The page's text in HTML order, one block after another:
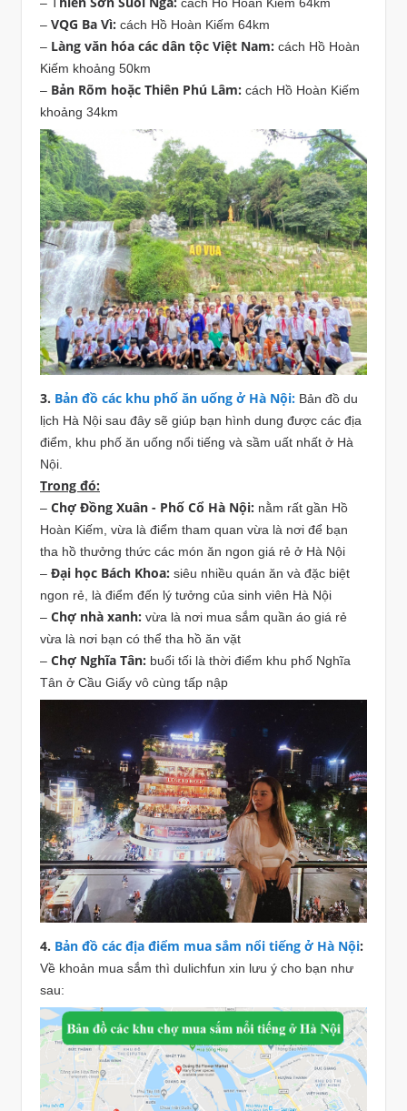
– VQG Ba Vì: cách Hồ Hoàn Kiếm 64km
– Làng văn hóa các dân tộc Việt Nam: cách Hồ Hoàn
Kiếm khoảng 50km
– Bản Rõm hoặc Thiên Phú Lâm: cách Hồ Hoàn Kiếm
khoảng 34km
3. Bản đồ các khu phố ăn uống ở Hà Nội: Bản đồ du
lịch Hà Nội sau đây sẽ giúp bạn hình dung được các địa
điểm, khu phố ăn uống nổi tiếng và sầm uất nhất ở Hà
Nội.
Trong đó:
– Chợ Đồng Xuân - Phố Cổ Hà Nội: nằm rất gần Hồ
Hoàn Kiếm, vừa là điểm tham quan vừa là nơi để bạn
tha hồ thưởng thức các món ăn ngon giá rẻ ở Hà Nội
– Đại học Bách Khoa: siêu nhiều quán ăn và đặc biệt
ngon rẻ, là điểm đến lý tưởng của sinh viên Hà Nội
– Chợ nhà xanh: vừa là nơi mua sắm quần áo giá rẻ
vừa là nơi bạn có thể tha hồ ăn vặt
– Chợ Nghĩa Tân: buổi tối là thời điểm khu phố Nghĩa
Tân ở Cầu Giấy vô cùng tấp nập
4. Bản đồ các địa điểm mua sắm nổi tiếng ở Hà Nội:
Về khoản mua sắm thì dulichfun xin lưu ý cho bạn như
sau: